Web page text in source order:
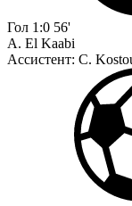
Гол 1:0 56'
A. El Kaabi
Ассистент: C.